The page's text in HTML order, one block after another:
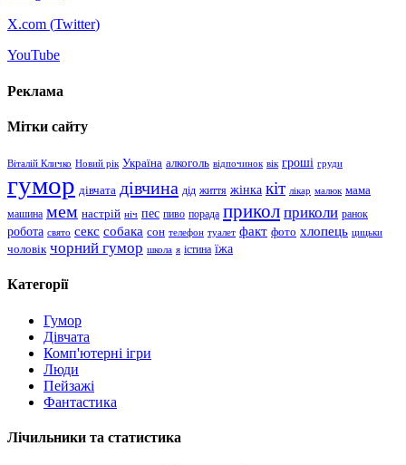
X.com (Twitter)
YouTube
Реклама
Мітки сайту
Віталій Кличко Новий рік Україна алкоголь відпочинок вік гроші груди
гумор дівчата дівчина дід життя жінка кіт лікар малюк мама
машина мем настрій ніч пес пиво порада прикол приколи ранок
робота свято секс собака сон телефон туалет факт фото хлопець цицьки
чоловік чорний гумор школа я істина їжа
Категорії
Гумор
Дівчата
Комп'ютерні ігри
Люди
Пейзажі
Фантастика
Лічильники та статистика